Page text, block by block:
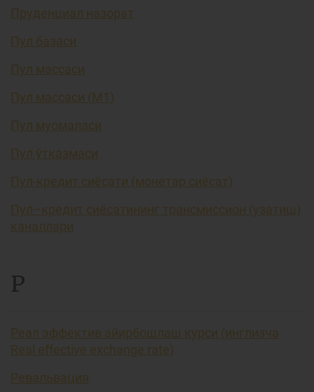
Пруденциал назорат
Пул базаси
Пул массаси
Пул массаси (М1)
Пул муомаласи
Пул ўтказмаси
Пул-кредит сиёсати (монетар сиёсат)
Пул–кредит сиёсатининг трансмиссион (узатиш)
каналлари
Р
Реал эффектив айирбошлаш курси (инглизча
Real effective exchange rate)
Ревальвация